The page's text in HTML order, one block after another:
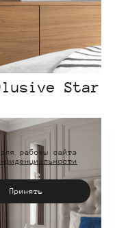
Star
работы сайта
Принять